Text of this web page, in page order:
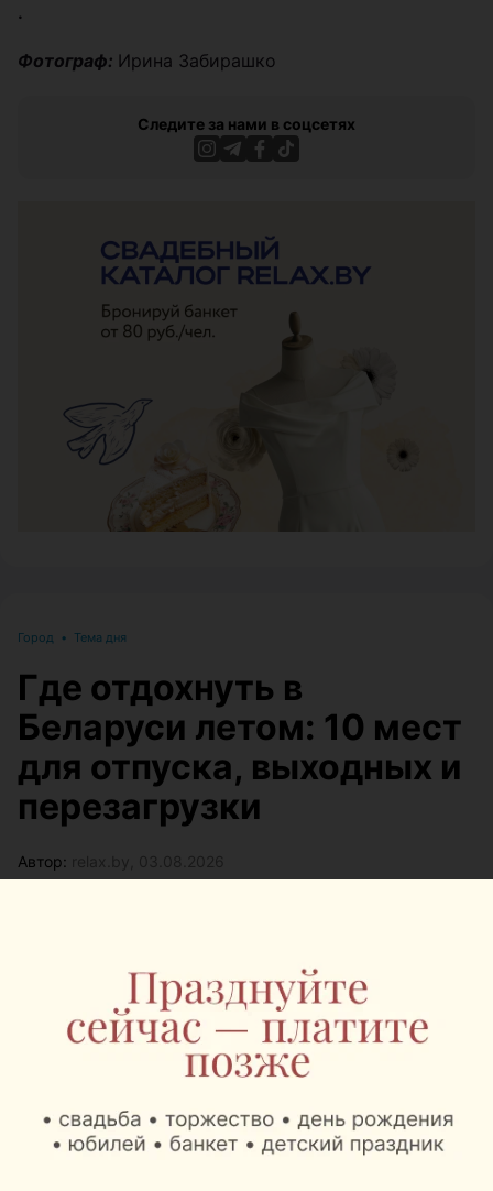
.
Фотограф: Ирина Забирашко
Следите за нами в соцсетях
Город • Тема дня
Где отдохнуть в
Беларуси летом: 10 мест
для отпуска, выходных и
перезагрузки
Автор:
рабочие чаты, сменить картинку и оказаться там,
где вместо шума города слышны птицы, вода или
мяч на спортивной площадке. Собрали места для
разного отдыха и бюджета: с беседками, банями,
форматами, где можно просто выдохнуть.